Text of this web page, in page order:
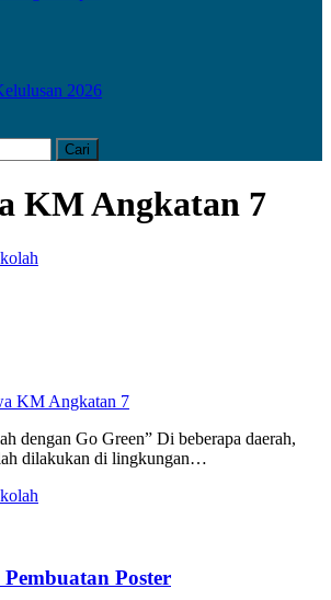
2026
KM Angkatan 7
KM Angkatan 7
dengan Go Green” Di beberapa daerah,
dilakukan di lingkungan…
Poster